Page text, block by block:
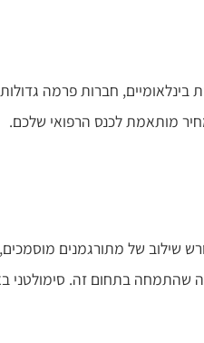
בינלאומיים, חברות פרמה
מותאמת לכנס הרפואי שלכם.
שילוב של מתורגמנים
שהתמחה בתחום זה. סימולטני